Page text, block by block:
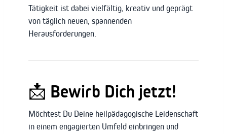
Tätigkeit ist dabei vielfältig, kreativ und geprägt
von täglich neuen, spannenden
Herausforderungen.
📩 Bewirb Dich jetzt!
Möchtest Du Deine heilpädagogische Leidenschaft
in einem engagierten Umfeld einbringen und